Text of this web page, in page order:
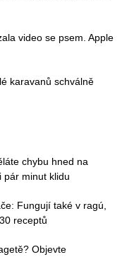
video se psem. Apple
karavanů schválně
chybu hned na
pár minut klidu
Fungují také v ragú,
receptů
Objevte